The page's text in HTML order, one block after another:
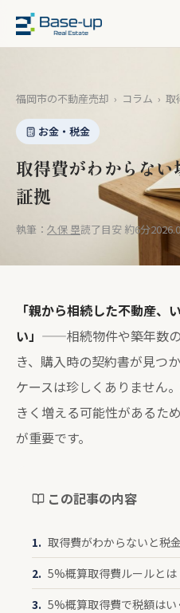
福岡市の不動産売却 › コラム › 取
お金・税金
取得費がわからな
証拠
執筆： 久保 塁読了目安 約6分
「親から相続した不動産、
い」 ——相続物件や築年数
き、購入時の契約書が見つ
ケースは珍しくありません
きく増える可能性があるた
が重要です。
この記事の内容
取得費がわからないと税
5%概算取得費ルールとは
5%概算取得費で税額は